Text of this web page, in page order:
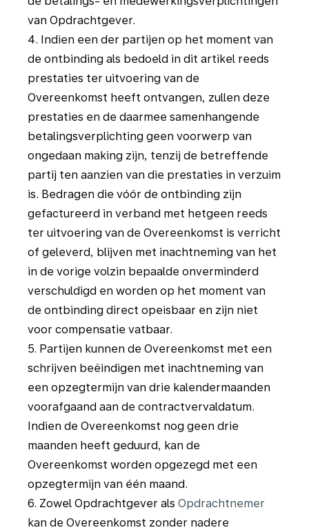
van Opdrachtgever.
4. Indien een der partijen op het moment van
de ontbinding als bedoeld in dit artikel reeds
prestaties ter uitvoering van de
Overeenkomst heeft ontvangen, zullen deze
prestaties en de daarmee samenhangende
betalingsverplichting geen voorwerp van
ongedaan making zijn, tenzij de betreffende
partij ten aanzien van die prestaties in verzuim
is. Bedragen die vóór de ontbinding zijn
gefactureerd in verband met hetgeen reeds
ter uitvoering van de Overeenkomst is verricht
of geleverd, blijven met inachtneming van het
in de vorige volzin bepaalde onverminderd
verschuldigd en worden op het moment van
de ontbinding direct opeisbaar en zijn niet
voor compensatie vatbaar.
5. Partijen kunnen de Overeenkomst met een
schrijven beëindigen met inachtneming van
een opzegtermijn van drie kalendermaanden
voorafgaand aan de contractvervaldatum.
Indien de Overeenkomst nog geen drie
maanden heeft geduurd, kan de
Overeenkomst worden opgezegd met een
opzegtermijn van één maand.
6. Zowel Opdrachtgever als Opdrachtnemer
kan de Overeenkomst zonder nadere